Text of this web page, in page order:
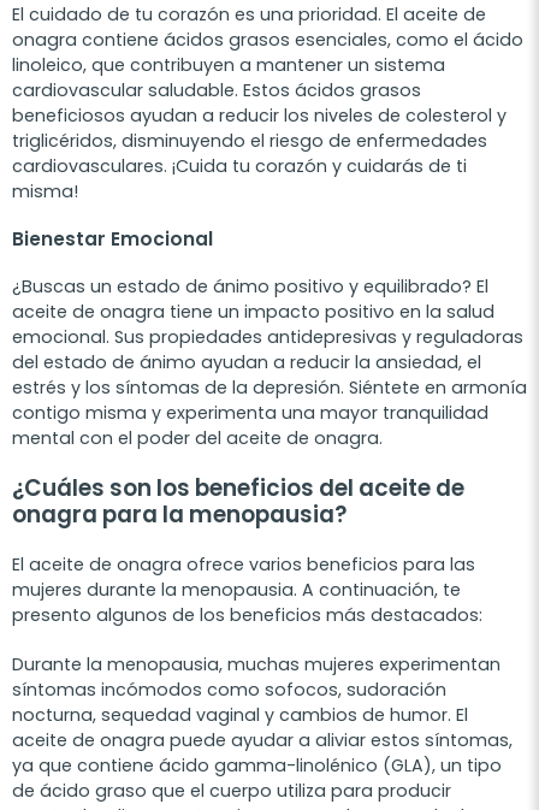
El cuidado de tu corazón es una prioridad. El aceite de
onagra contiene ácidos grasos esenciales, como el ácido
linoleico, que contribuyen a mantener un sistema
cardiovascular saludable. Estos ácidos grasos
beneficiosos ayudan a reducir los niveles de colesterol y
triglicéridos, disminuyendo el riesgo de enfermedades
cardiovasculares. ¡Cuida tu corazón y cuidarás de ti
misma!
Bienestar Emocional
¿Buscas un estado de ánimo positivo y equilibrado? El
aceite de onagra tiene un impacto positivo en la salud
emocional. Sus propiedades antidepresivas y reguladoras
del estado de ánimo ayudan a reducir la ansiedad, el
estrés y los síntomas de la depresión. Siéntete en armonía
contigo misma y experimenta una mayor tranquilidad
mental con el poder del aceite de onagra.
¿Cuáles son los beneficios del aceite de
onagra para la menopausia?
El aceite de onagra ofrece varios beneficios para las
mujeres durante la menopausia. A continuación, te
presento algunos de los beneficios más destacados:
Durante la menopausia, muchas mujeres experimentan
síntomas incómodos como sofocos, sudoración
nocturna, sequedad vaginal y cambios de humor. El
aceite de onagra puede ayudar a aliviar estos síntomas,
ya que contiene ácido gamma-linolénico (GLA), un tipo
de ácido graso que el cuerpo utiliza para producir